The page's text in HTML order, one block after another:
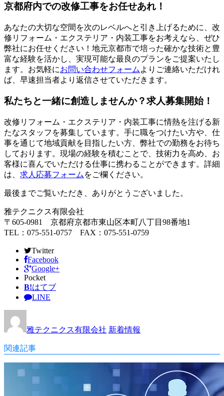
京都府内での改修工事をお任せあれ！
あなたの大切な空間を次のレベルへと引き上げるために、改
修リフォーム・エクステリア・内装工事をお考えなら、ぜひ
弊社にお任せください！地元京都市で培った確かな技術と豊
富な経験を活かし、実現可能な最良のプランをご提案いたし
ます。お気軽にお問い合わせフォーム よりご連絡いただけれ
ば、早速担当者より返信させていただきます。
私たちと一緒に創造しませんか？求人募集開始！
改修リフォーム・エクステリア・内装工事に情熱を注げる新
たなスタッフを募集しています。手に職をつけたい方や、仕
事を通じて地域貢献を目指したい方、弊社での勤務をお待ち
しております。現場の経験を積むことで、技術力を高め、お
客様に喜んでいただける仕事に携わることができます。詳細
は、 求人応募フォーム をご欄ください。
最後までご覧いただき、ありがとうございました。
雅テクニクス有限会社
〒605-0981 京都府京都市東山区本町八丁目98番地1
TEL：075-551-0757 FAX：075-551-0759
Twitter
Facebook
Google+
Pocket
B!はてブ
LINE
雅テクニクス有限会社 新着情報
関連記事